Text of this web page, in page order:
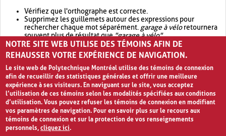
Vérifiez que l'orthographe est correcte.
Supprimez les guillemets autour des expressions pour
rechercher chaque mot séparément. garage à véloretournera
souvent plus de résultat que"garage à vélo".
Envisagez d'élargir votre recherche avec OR.garage OR vélo
retournera souvent plus de résultat quegarage à vélo
NOTRE SITE WEB UTILISE DES TÉMOINS AFIN DE
REHAUSSER VOTRE EXPÉRIENCE DE NAVIGATION.
Le site web de Polytechnique Montréal utilise des témoins de connexion
afin de recueillir des statistiques générales et offrir une meilleure
expérience à ses visiteurs. En naviguant sur le site, vous acceptez
l’utilisation de ces témoins selon les modalités spécifiées aux conditions
d’utilisation. Vous pouvez refuser les témoins de connexion en modifiant
vos paramètres de navigation. Pour en savoir plus sur le recours aux
témoins de connexion et sur la protection de vos renseignements
personnels,cliquez ici.